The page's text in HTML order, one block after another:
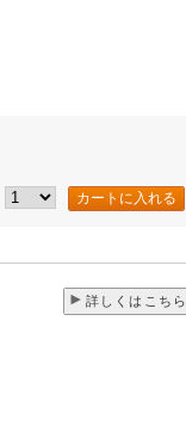
詳しくはこちら